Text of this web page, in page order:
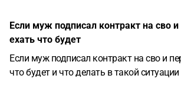
Если муж подписал контракт на сво
ехать что будет
Если муж подписал контракт на сво и
что будет и что делать в такой ситуации